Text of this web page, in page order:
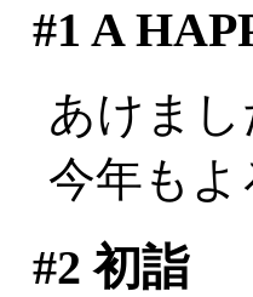
#1 A
あけまし
今年も
#2 初詣